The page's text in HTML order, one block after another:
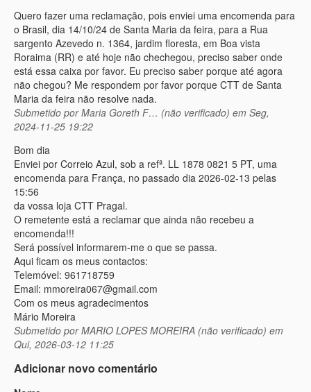
Quero fazer uma reclamação, pois enviei uma encomenda para
o Brasil, dia 14/10/24 de Santa Maria da feira, para a Rua
sargento Azevedo n. 1364, jardim floresta, em Boa vista
Roraima (RR) e até hoje não chechegou, preciso saber onde
está essa caixa por favor. Eu preciso saber porque até agora
não chegou? Me respondem por favor porque CTT de Santa
Maria da feira não resolve nada.
Submetido porMaria Goreth F… (não verificado) em Seg,
2024-11-25 19:22
Bom dia
Enviei por Correio Azul, sob a refª. LL 1878 0821 5 PT, uma
encomenda para França, no passado dia 2026-02-13 pelas
15:56
da vossa loja CTT Pragal.
O remetente está a reclamar que ainda não recebeu a
encomenda!!!
Será possível informarem-me o que se passa.
Aqui ficam os meus contactos:
Telemóvel: 961718759
Email: mmoreira067@gmail.com
Com os meus agradecimentos
Mário Moreira
Submetido porMARIO LOPES MOREIRA (não verificado) em
Qui, 2026-03-12 11:25
Adicionar novo comentário